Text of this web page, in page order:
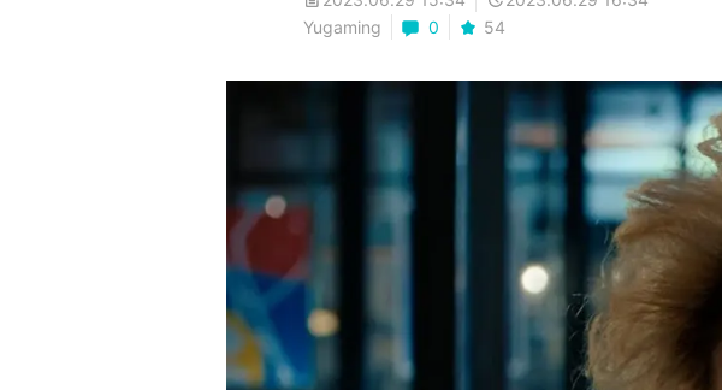
Yugaming
0 54